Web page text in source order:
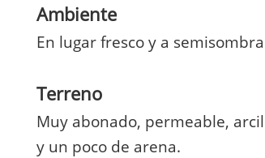
Ambiente
En lugar fresco y a
Terreno
Muy abonado, permeable,
y un poco de arena.